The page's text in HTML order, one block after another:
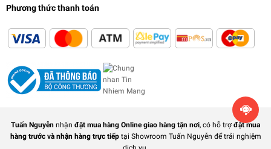
Phương thức thanh toán
Tuấn Nguyễn nhận đặt mua hàng Online giao hàng tận nơi, có hỗ trợ đặt mua
hàng trước và nhận hàng trực tiếptại Showroom Tuấn Nguyễn để trải nghiệm